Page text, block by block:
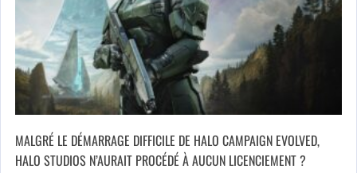
MALGRÉ LE DÉMARRAGE DIFFICILE DE HALO CAMPAIGN EVOLVED,
HALO STUDIOS N’AURAIT PROCÉDÉ À AUCUN LICENCIEMENT ?